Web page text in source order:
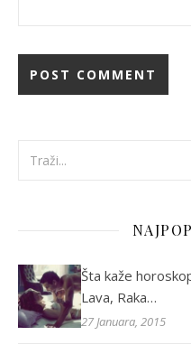
Šta kaže
Lava, Raka…
27 Januara, 2015